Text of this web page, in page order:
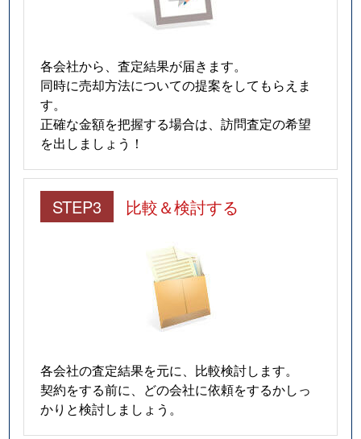
各会社から、査定結果が届きます。
同時に売却方法についての提案をしてもらえま
す。
正確な金額を把握する場合は、訪問査定の希望
を出しましょう！
STEP3 比較＆検討する
各会社の査定結果を元に、比較検討します。
契約をする前に、どの会社に依頼をするかしっ
かりと検討しましょう。